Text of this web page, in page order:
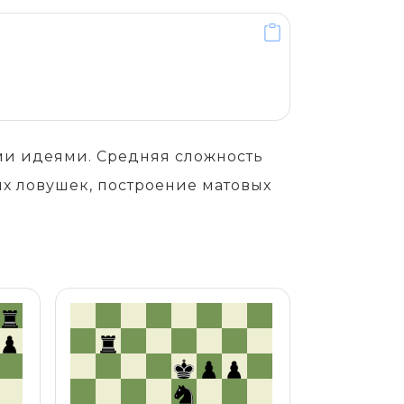
идеями. Средняя сложность
ловушек, построение матовых